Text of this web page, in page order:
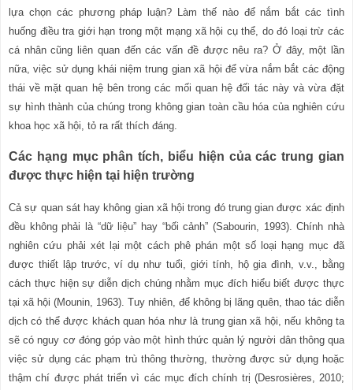
lựa chọn các phương pháp luận? Làm thế nào để nắm bắt các tình
huống điều tra giới hạn trong một mạng xã hội cụ thể, do đó loại trừ các
cá nhân cũng liên quan đến các vấn đề được nêu ra? Ở đây, một lần
nữa, việc sử dụng khái niệm trung gian xã hội để vừa nắm bắt các động
thái về mặt quan hệ bên trong các mối quan hệ đối tác này và vừa đặt
sự hình thành của chúng trong không gian toàn cầu hóa của nghiên cứu
khoa học xã hội, tỏ ra rất thích đáng.
Các hạng mục phân tích, biểu hiện của các trung gian
được thực hiện tại hiện trường
Cả sự quan sát hay không gian xã hội trong đó trung gian được xác định
đều không phải là “dữ liệu” hay “bối cảnh” (Sabourin, 1993). Chính nhà
nghiên cứu phải xét lại một cách phê phán một số loại hạng mục đã
được thiết lập trước, ví dụ như tuổi, giới tính, hộ gia đình, v.v.
bằng
cách thực hiện sự diễn dịch chúng nhằm mục đích hiểu biết được thực
tại xã hội (Mounin, 1963). Tuy nhiên, để không bị lãng quên, thao tác diễn
dịch có thể được khách quan hóa như là trung gian xã hội, nếu không ta
sẽ có nguy cơ đóng góp vào một hình thức quản lý người dân thông qua
việc sử dụng các phạm trù thông thường, thường được sử dụng hoặc
thậm chí được phát triển vì các mục đích chính trị (Desrosières, 2010;